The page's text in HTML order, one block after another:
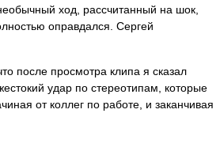
ход, рассчитанный на шок,
оправдался. Сергей
после просмотра клипа я сказал
удар по стереотипам, которые
от коллег по работе, и заканчивая